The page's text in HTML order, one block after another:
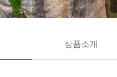
상품소개